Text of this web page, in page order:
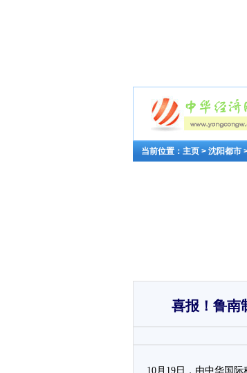
当前位置： 主页 > 沈阳都市
喜报！鲁南
10月19日，由中华国